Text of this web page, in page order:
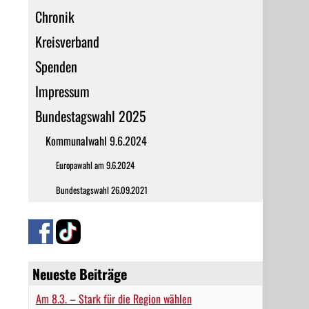
Chronik
Kreisverband
Spenden
Impressum
Bundestagswahl 2025
Kommunalwahl 9.6.2024
Europawahl am 9.6.2024
Bundestagswahl 26.09.2021
Neueste Beiträge
Am 8.3. – Stark für die Region wählen